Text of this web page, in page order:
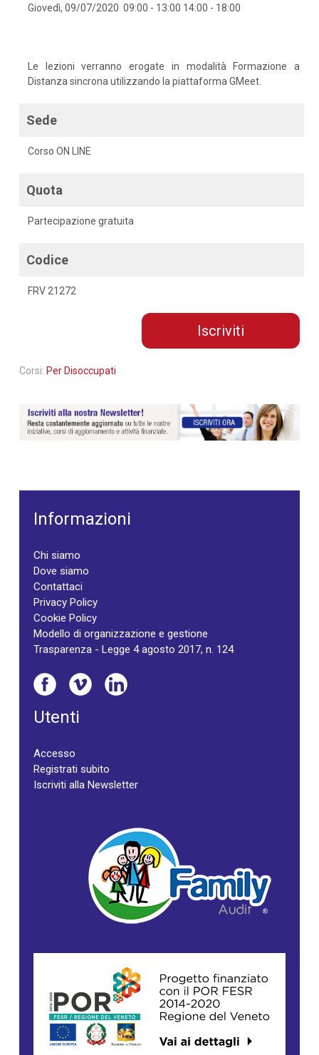
Giovedì, 09/07/2020 09:00 - 13:00 14:00 - 18:00
Le lezioni verranno erogate in modalità Formazione a
Distanza sincrona utilizzando la piattaforma GMeet.
Sede
Corso ON LINE
Quota
Partecipazione gratuita
Codice
FRV 21272
Iscriviti
Corsi: Per Disoccupati
Informazioni
Chi siamo
Dove siamo
Contattaci
Privacy Policy
Cookie Policy
Modello di organizzazione e gestione
Trasparenza - Legge 4 agosto 2017, n. 124
Utenti
Accesso
Registrati subito
Iscriviti alla Newsletter